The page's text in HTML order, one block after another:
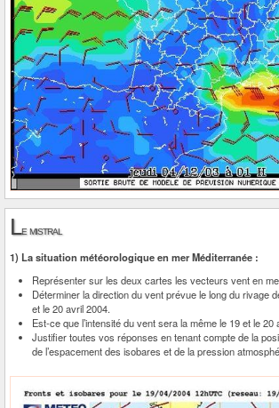
Le mistral
1) La situation météorologique en mer Méditerranée :
Représenter sur les deux cartes les vecteurs vent en
Déterminer la direction du vent prévue le long du rivage
et le 20 avril 2004.
Est-ce que l’intensité du vent sera la même le 19 et le 20
Justifier toutes vos réponses en tenant compte de la
de l’espacement des isobares et de la pression